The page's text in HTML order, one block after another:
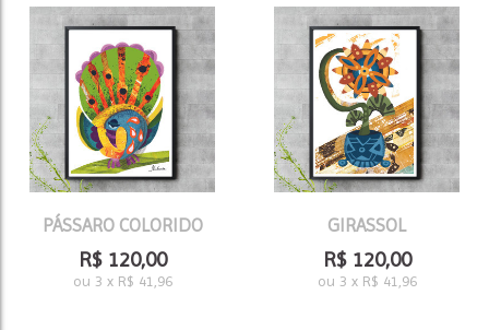
PÁSSARO COLORIDO
R$ 120,00
ou 3 x R$ 41,96
GIRASSOL
R$ 120,00
ou 3 x R$ 41,96